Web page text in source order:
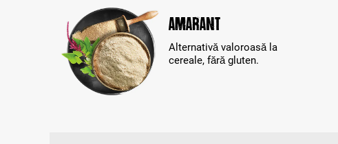
Amarant
Alternativă valoroasă la
cereale, fără gluten.